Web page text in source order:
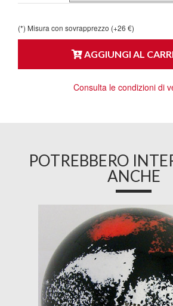
(*) Misura con sovrapprezzo (+26 €)
AGGIUNGI AL
Consulta le condizioni di
POTREBBERO
ANCHE